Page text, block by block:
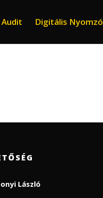
Audit Digitális Nyomzó
László